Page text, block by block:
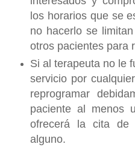
los horarios que se
no hacerlo se
otros pacientes para
Si al terapeuta no le
servicio por
reprogramar
paciente al menos
ofrecerá la cita de
alguno.